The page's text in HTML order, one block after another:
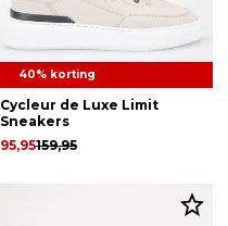
40% korting
Cycleur de Luxe Limit
Sneakers
159,95
95,95